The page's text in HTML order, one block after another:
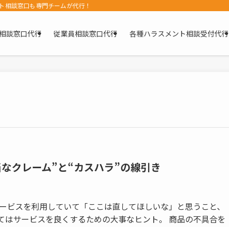
相談窓口も専門チームが代行！
談窓口代行 従業員相談窓口代行 各種ハラスメント相談受付代行
クレーム”と“カスハラ”の線引き
スを利用していて「ここは直してほしいな」と思うこと、
サービスを良くするための大事なヒント。 商品の不具合を